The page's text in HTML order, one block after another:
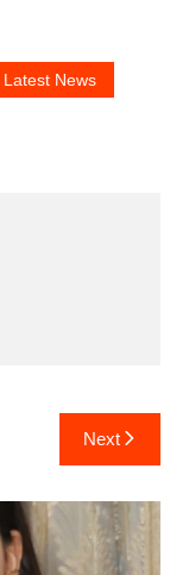
News
Next